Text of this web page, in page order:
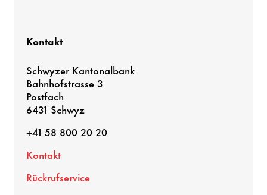
Kontakt
Schwyzer Kantonalbank
Bahnhofstrasse 3
Postfach
6431 Schwyz
+41 58 800 20 20
Kontakt
Rückrufservice